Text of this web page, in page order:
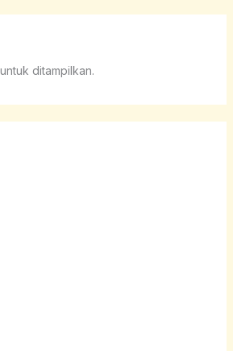
ditampilkan.